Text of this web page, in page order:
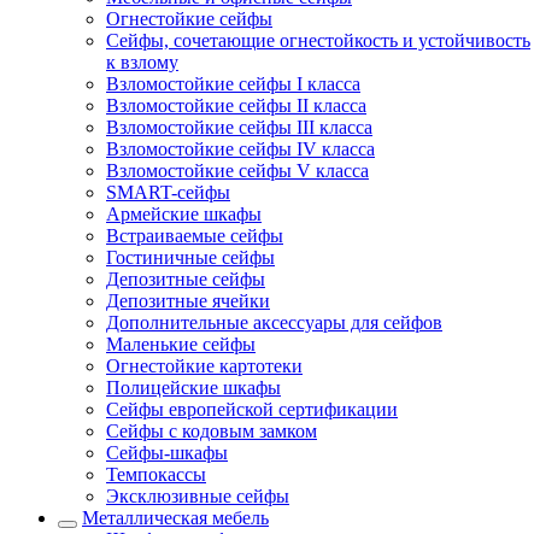
Огнестойкие сейфы
Сейфы, сочетающие огнестойкость и устойчивость
к взлому
Взломостойкие сейфы I класса
Взломостойкие сейфы II класса
Взломостойкие сейфы III класса
Взломостойкие сейфы IV класса
Взломостойкие сейфы V класса
SMART-сейфы
Армейские шкафы
Встраиваемые сейфы
Гостиничные сейфы
Депозитные сейфы
Депозитные ячейки
Дополнительные аксессуары для сейфов
Маленькие сейфы
Огнестойкие картотеки
Полицейские шкафы
Сейфы европейской сертификации
Сейфы с кодовым замком
Сейфы-шкафы
Темпокассы
Эксклюзивные сейфы
Металлическая мебель